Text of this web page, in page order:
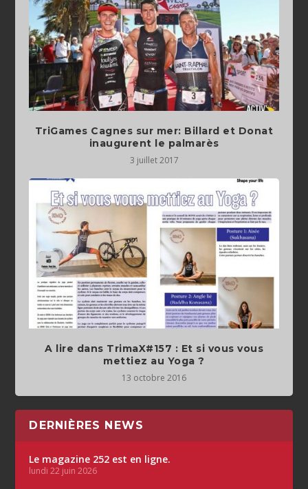
TriGames Cagnes sur mer: Billard et Donat
inaugurent le palmarès
3 juillet 2017
A lire dans TrimaX#157 : Et si vous vous
mettiez au Yoga ?
13 octobre 2016
DERNIÈRES NEWS
Le magazine 252 est en ligne.
lundi 22 juin 2026